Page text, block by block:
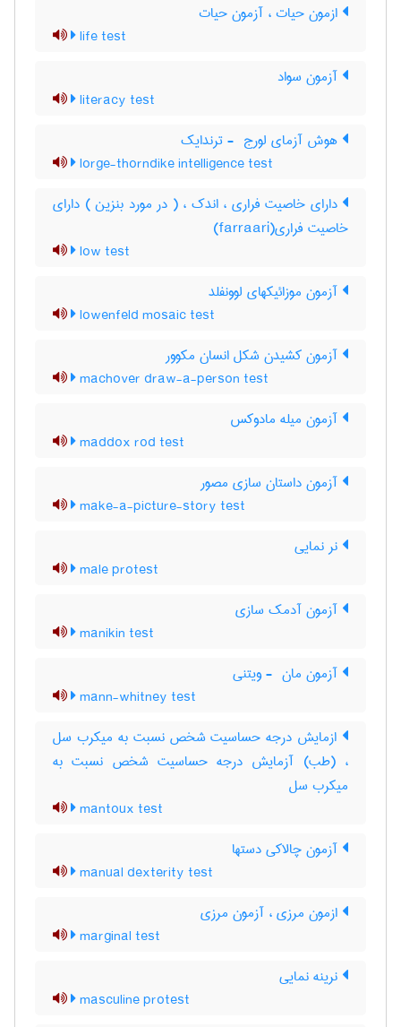
ازمون حیات ، آزمون حیات
life test
آزمون سواد
literacy test
هوش آزمای لورج ‎ - ترندایک
lorge-thorndike intelligence test
دارای خاصیت فراری ، اندک ، ( در مورد بنزین ) دارای
خاصیت فراری(farraari)
low test
آزمون موزائیکهای لوونفلد
lowenfeld mosaic test
آزمون کشیدن شکل انسان مکوور
machover draw-a-person test
آزمون میله مادوکس
maddox rod test
آزمون داستان سازی مصور
make-a-picture-story test
نر نمایی
male protest
آزمون آدمک سازی
manikin test
آزمون مان ‎ - ویتنی
mann-whitney test
ازمایش درجه حساسیت شخص نسبت به میکرب سل
، (طب) آزمایش درجه حساسیت شخص نسبت به
میکرب سل
mantoux test
آزمون چالاکی دستها
manual dexterity test
ازمون مرزی ، آزمون مرزی
marginal test
نرینه نمایی
masculine protest